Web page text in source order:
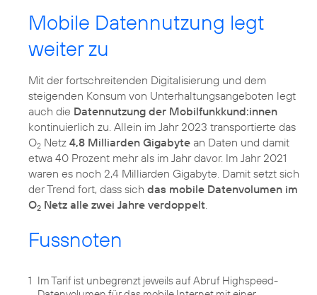
Mobile Datennutzung legt
weiter zu
Mit der fortschreitenden Digitalisierung und dem
steigenden Konsum von Unterhaltungsangeboten legt
auch die Datennutzung der Mobilfunkkund:innen
kontinuierlich zu. Allein im Jahr 2023 transportierte das
O2 Netz 4,8 Milliarden Gigabyte an Daten und damit
etwa 40 Prozent mehr als im Jahr davor. Im Jahr 2021
waren es noch 2,4 Milliarden Gigabyte. Damit setzt sich
der Trend fort, dass sich das mobile Datenvolumen im
O2 Netz alle zwei Jahre verdoppelt
Fussnoten
1 Im Tarif ist unbegrenzt jeweils auf Abruf Highspeed-